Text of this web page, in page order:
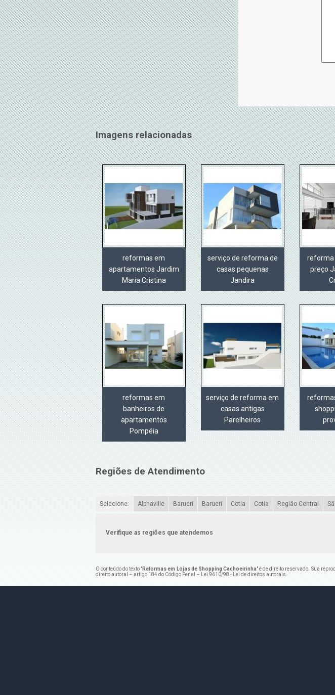
Imagens relacionadas
reformas em
apartamentos Jardim
Maria Cristina
serviço de reforma de
casas pequenas
Jandira
reforma
preço
reformas em
banheiros de
apartamentos
Pompéia
serviço de reforma em
casas antigas
Parelheiros
Regiões de Atendimento
Selecione: Alphaville Barueri Barueri Cotia Cotia Região Central
Verifique as regiões que atendemos
O conteúdo do texto "Reformas em Lojas de Shopping Cachoeirinha" é de direito reservado. Sua
direito autoral – artigo 184 do Código Penal –
Lei 9610/98 - Lei de direitos autorais